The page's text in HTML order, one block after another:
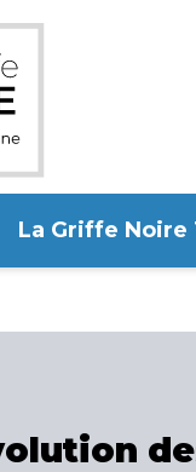
La Griffe Noire